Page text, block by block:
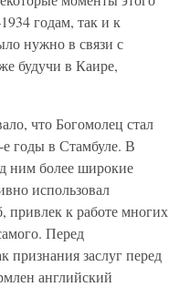
годам, так и к
нужно в связи с
будучи в Каире,
что Богомолец стал
годы в Стамбуле. В
ним более широкие
использовал
к работе многих
Перед
признания заслуг перед
английский